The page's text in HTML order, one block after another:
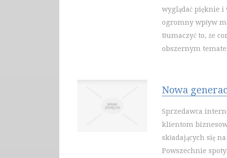
wyglądać pięknie
ogromny wpływ
tłumaczyć to, że
obszernym
Nowa
Sprzedawca
klientom
składających się
Powszechnie